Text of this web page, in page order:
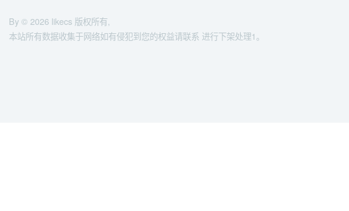
By © 2026 likecs 版权所有,
本站所有数据收集于网络如有侵犯到您的权益请联系 进行下架处理1。